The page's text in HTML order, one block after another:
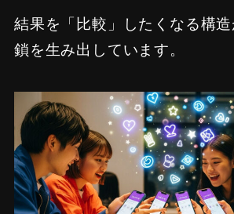
結果を「比較」したくなる構
鎖を生み出しています。